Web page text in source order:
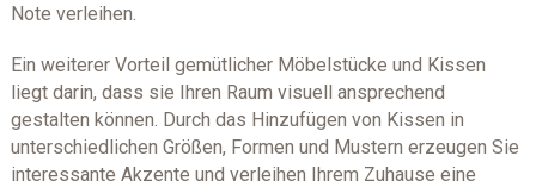
Note verleihen.
Ein weiterer Vorteil gemütlicher Möbelstücke und Kissen
liegt darin, dass sie Ihren Raum visuell ansprechend
gestalten können. Durch das Hinzufügen von Kissen in
unterschiedlichen Größen, Formen und Mustern erzeugen Sie
interessante Akzente und verleihen Ihrem Zuhause eine